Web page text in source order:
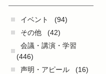
イベント
(94)
その他
(42)
会議・講演・学習
(446)
声明・アピール
(16)